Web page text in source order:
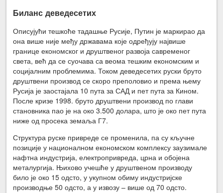
Биланс деведесетих
Описујући тешкоће тадашње Русије, Путин је маркирао да
она више није међу државама које одређују највише
границе економског и друштвеног развоја савременог
света, већ да се суочава са веома тешким економским и
социјалним проблемима. Током деведесетих руски бруто
друштвени производ се скоро преполовио и према њему
Русија је заостајала 10 пута за САД и пет пута за Кином.
После кризе 1998. бруто друштвени производ по глави
становника пао је на око 3.500 долара, што је око пет пута
ниже од просека земаља Г7.
Структура руске привреде се променила, па су кључне
позиције у националном економском комплексу заузимале
нафтна индустрија, електропривреда, црна и обојена
металургија. Њихово учешће у друштвеном производу
било је око 15 одсто, у укупном обиму индустријске
производње 50 одсто, а у извозу – више од 70 одсто.